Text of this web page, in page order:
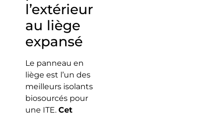
l’extérieur
au liège
expansé
Le panneau en
liège est l’un des
meilleurs isolants
biosourcés pour
une ITE. Cet